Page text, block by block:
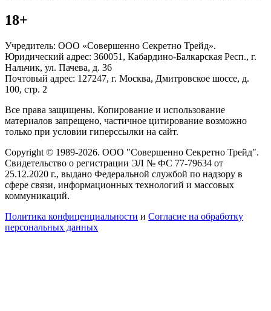
18+
Учредитель: ООО «Совершенно Секретно Трейд».
Юридический адрес: 360051, Кабардино-Балкарская Респ., г.
Нальчик, ул. Пачева, д. 36
Почтовый адрес: 127247, г. Москва, Дмитровское шоссе, д.
100, стр. 2
Все права защищены. Копирование и использование
материалов запрещено, частичное цитирование возможно
только при условии гиперссылки на сайт.
Copyright © 1989-2026. ООО "Совершенно Секретно Трейд".
Свидетельство о регистрации ЭЛ № ФС 77-79634 от
25.12.2020 г., выдано Федеральной службой по надзору в
сфере связи, информационных технологий и массовых
коммуникаций.
Политика конфиценциальности и Согласие на обработку
персональных данных